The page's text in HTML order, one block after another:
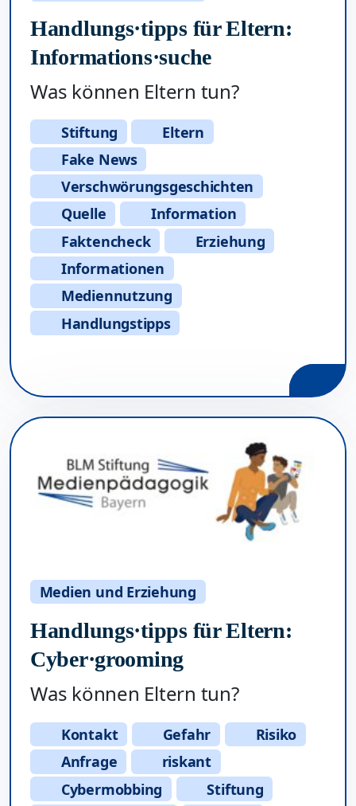
Handlungs·tipps für Eltern:
Informations·suche
Was können Eltern tun?
Stiftung
Eltern
Fake News
Verschwörungsgeschichten
Quelle
Information
Faktencheck
Erziehung
Informationen
Mediennutzung
Handlungstipps
Medien und Erziehung
Handlungs·tipps für Eltern:
Cyber·grooming
Was können Eltern tun?
Kontakt Gefahr
Risiko
Anfrage
riskant
Cybermobbing
Stiftung